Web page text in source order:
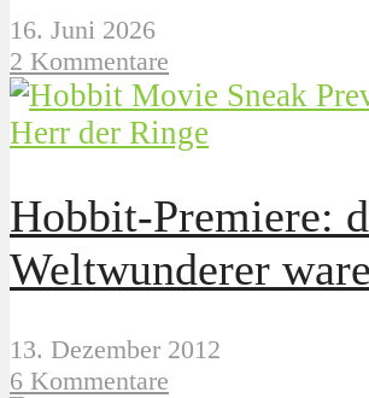
16. Juni 2026
2 Kommentare
Herr der Ringe
Hobbit-Premiere:
Weltwunderer
13. Dezember 2012
6 Kommentare